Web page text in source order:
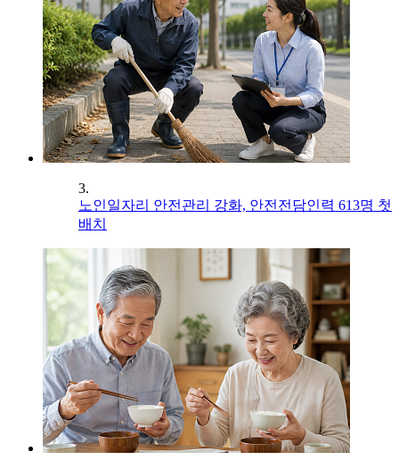
3.
노인일자리 안전관리 강화, 안전전담인력 613명 첫
배치